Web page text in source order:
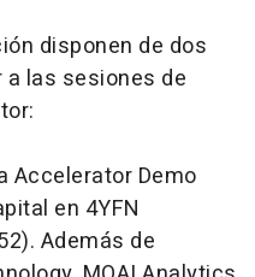
disponen de dos
las sesiones de
Accelerator Demo
en 4YFN
Además de